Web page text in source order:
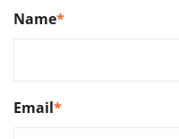
Name*
Email*